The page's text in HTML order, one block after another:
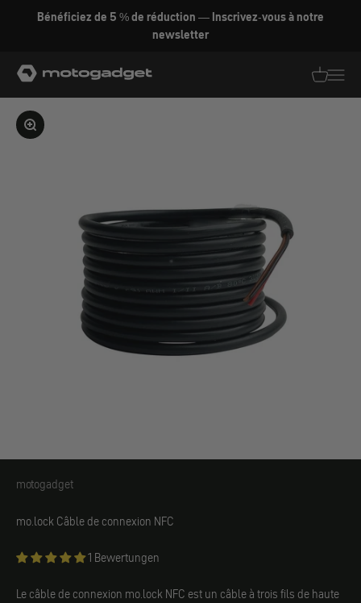
Aller au contenu
Bénéficiez de 5 % de réduction — Inscrivez-vous à notre
newsletter
motogadget GmbH
Agrandir l'image
motogadget
motogadget
mo.lock Câble de connexion NFC
1 Bewertungen
Le câble de connexion mo.lock NFC est un câble à trois fils de haute